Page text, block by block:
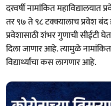
दरवर्षी नामांकित
तर ९७ ते ९८ टक्क्यालाच प्रवेश बंद
प्रवेशासाठी शंभर गुणाची सीईटी
दिला जाणार आहे. त्यामुळे नामांकित
विद्यार्थ्यांचा कस लागणार आहे.